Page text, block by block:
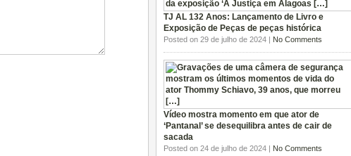
TJ AL 132 Anos: Lançamento de Livro e
Exposição de Peças de peças histórica
Posted on 29 de julho de 2024 | No Comments
Vídeo mostra momento em que ator de
‘Pantanal’ se desequilibra antes de cair de
sacada
Posted on 24 de julho de 2024 | No Comments